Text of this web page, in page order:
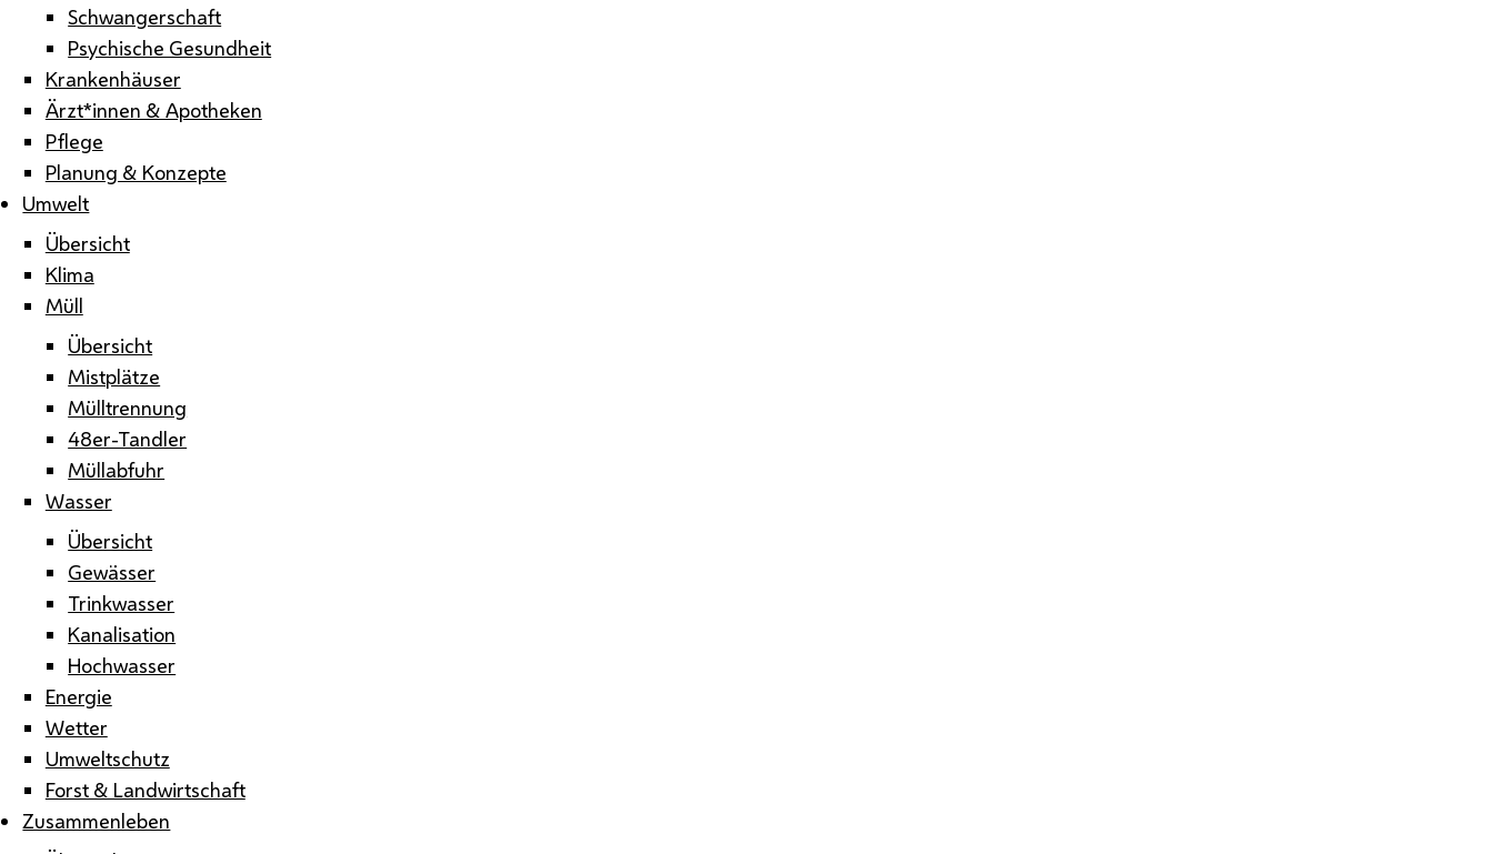
Schwangerschaft
Psychische Gesundheit
Krankenhäuser
Ärzt*innen & Apotheken
Pflege
Planung & Konzepte
Umwelt
Übersicht
Klima
Müll
Übersicht
Mistplätze
Mülltrennung
48er-Tandler
Müllabfuhr
Wasser
Übersicht
Gewässer
Trinkwasser
Kanalisation
Hochwasser
Energie
Wetter
Umweltschutz
Forst & Landwirtschaft
Zusammenleben